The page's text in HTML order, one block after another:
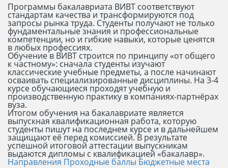
Программы бакалавриата ВИВТ соответствуют
стандартам качества и трансформируются под
запросы рынка труда. Студенты получают не только
фундаментальные знания и профессиональные
компетенции, но и гибкие навыки, которые ценятся
в любых профессиях.
Обучение в ВИВТ строится по принципу «от общего
к частному»: сначала студенты изучают
классические учебные предметы, а после начинают
осваивать специализированные дисциплины. На 3-4
курсе обучающиеся проходят учебную и
производственную практику в компаниях-партнёрах
вуза.
Итогом обучения на бакалавриате является
выпускная квалификационная работа, которую
студенты пишут на последнем курсе и в дальнейшем
защищают её перед комиссией. В результате
успешной итоговой аттестации выпускникам
выдаются дипломы с квалификацией «бакалавр».
Направления Проходные баллы Бюджетные места